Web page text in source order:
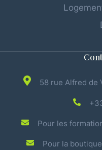
58 rue Alfred de
Pour les
Pour la